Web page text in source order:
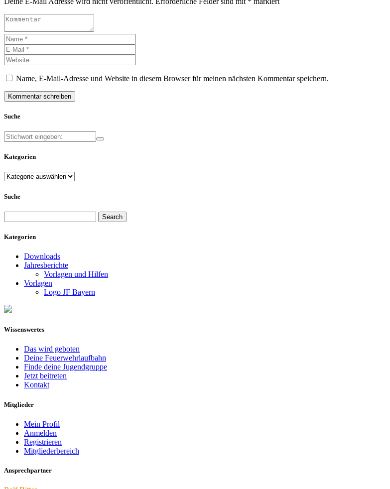
Name, E-Mail-Adresse und Website in diesem Browser für meinen nächsten Kommentar speichern.
Suche
Kategorien
Kategorien
Suche
for:
Kategorien
Downloads
Jahresberichte
Vorlagen und Hilfen
Vorlagen
Logo JF Bayern
Wissenswertes
Das wird geboten
Deine Feuerwehrlaufbahn
Finde deine Jugendgruppe
Jetzt beitreten
Kontakt
Mitglieder
Mein Profil
Anmelden
Registrieren
Mitgliederbereich
Ansprechpartner